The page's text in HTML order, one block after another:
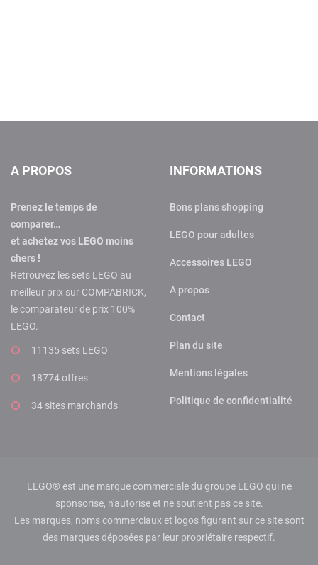
A PROPOS
Prenez le temps de
comparer…
et achetez vos LEGO moins
chers !
Retrouvez les sets LEGO au
meilleur prix sur COMPABRICK,
le comparateur de prix 100%
LEGO.
11135 sets LEGO
18774 offres
34 sites marchands
INFORMATIONS
Bons plans shopping
LEGO pour adultes
Accessoires LEGO
A propos
Contact
Plan du site
Mentions légales
Politique de confidentialité
LEGO® est une marque commerciale du groupe LEGO qui ne
sponsorise, n'autorise et ne soutient pas ce site.
Les marques, noms commerciaux et logos figurant sur ce site sont
des marques déposées par leur propriétaire respectif.